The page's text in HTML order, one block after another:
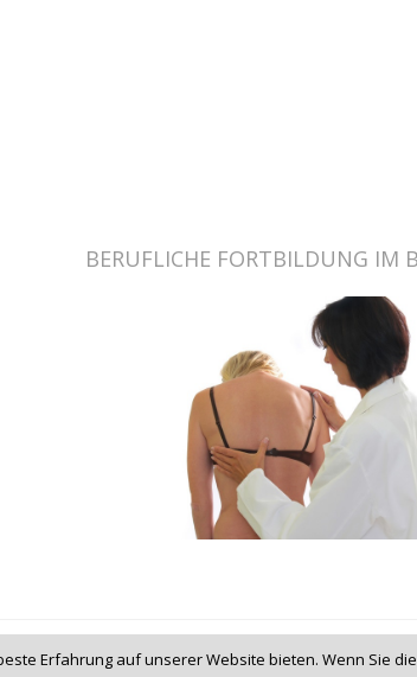
BERUFLICHE FORTBILDUNG IM
Erfahrung auf unserer Website bieten. Wenn Sie